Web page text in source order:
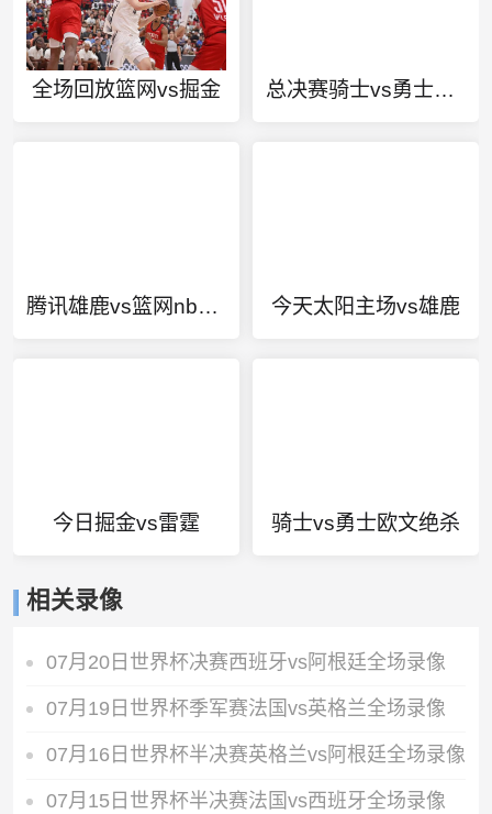
全场回放篮网vs掘金 总决赛骑士vs勇士几比几
腾讯雄鹿vs篮网nba季后赛 今天太阳主场vs雄鹿
今日掘金vs雷霆 骑士vs勇士欧文绝杀
相关录像
07月20日世界杯决赛西班牙vs阿根廷全场录像
07月19日世界杯季军赛法国vs英格兰全场录像
07月16日世界杯半决赛英格兰vs阿根廷全场录像
07月15日世界杯半决赛法国vs西班牙全场录像